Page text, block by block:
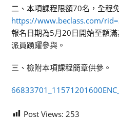
二、本項課程限額70名，全程
https://www.beclass.com/
報名日期為5月20日開始至額
派員踴躍參與。
三、檢附本項課程簡章供參。
Post Views: 253